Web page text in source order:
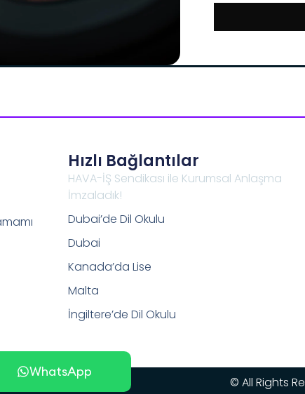
WhatsApp
Hızlı Bağlantılar
HAVA-İŞ Sendikası ile Kurumsal Anlaşma
İmzaladık!
Dubai’de Dil Okulu
Dubai
Kanada’da Lise
Malta
İngiltere’de Dil Okulu
© All Rights